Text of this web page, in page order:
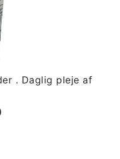
. Daglig pleje af